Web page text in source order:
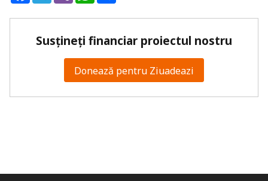
Susțineți financiar proiectul nostru
Donează pentru Ziuadeazi